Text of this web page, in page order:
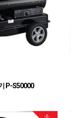
P-S50000